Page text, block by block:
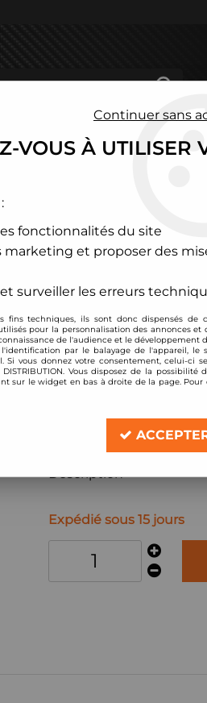
filetés ST SUSPENSION STX -
ST Suspension
Combinés filetés
Soyez le premier à
854,00 €TTC
Réf. :13240016
kit amortisseurs combinés filetés
année à partir de 2013
Description
Expédié sous 15 jours
Continuer sans
VOUS À UTILISER
fonctionnalités du site
marketing et proposer des
surveiller les erreurs
fins techniques, ils sont donc dispensés de
pour la personnalisation des annonces et
de l'audience et le développement
par le balayage de l'appareil, le
Si vous donnez votre consentement, celui-ci
Vous disposez de la possibilité
sur le widget en bas à droite de la page. Pour